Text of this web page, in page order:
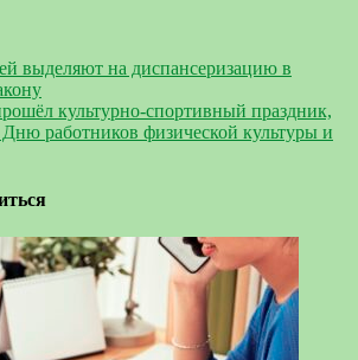
выделяют на диспансеризацию в
культурно-спортивный праздник,
работников физической культуры и